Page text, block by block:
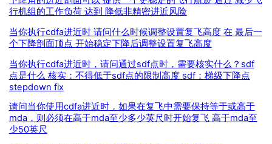
行机组的工作负荷 达到 降低非精密进近风险
当你执行cdfa进近时 请问什么时候调整设置复飞高度 在 最后一
个下降剖面顶点 开始稳定下降后调整设置复飞高度
当你执行cdfa进近时，请问通过sdf点时，需要核实什么？sdf
点是什么 核实：不得低于sdf点的限制高度 sdf：梯级下降点
stepdown fix
请问当你使用cdfa进近时，如果在复飞中需要保持等于或高于
mda，则必须在高于mda至少多少英尺时开始复飞 高于mda至
少50英尺